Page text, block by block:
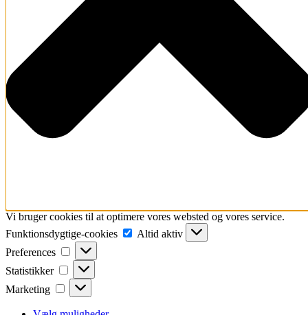
Vi bruger cookies til at optimere vores websted og vores service.
Funktionsdygtige-cookies
Funktionsdygtige-
cookies
Altid aktiv
Preferences
Preferences
Statistikker Statistikker
Marketing Marketing